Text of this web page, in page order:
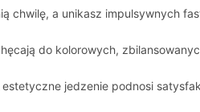
chwilę, a unikasz impulsywnych
do kolorowych,
estetyczne jedzenie podnosi